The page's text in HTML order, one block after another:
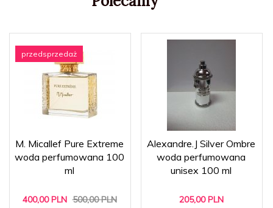
przedsprzedaż
M. Micallef Pure Extreme
woda perfumowana 100
ml
400,00 PLN 500,00 PLN
Alexandre.J Silver Ombre
woda perfumowana
unisex 100 ml
205,00 PLN